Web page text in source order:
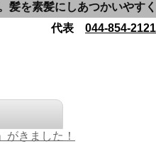
を素髪にしあつかいやすく
代表 044-854-2121
がきました！